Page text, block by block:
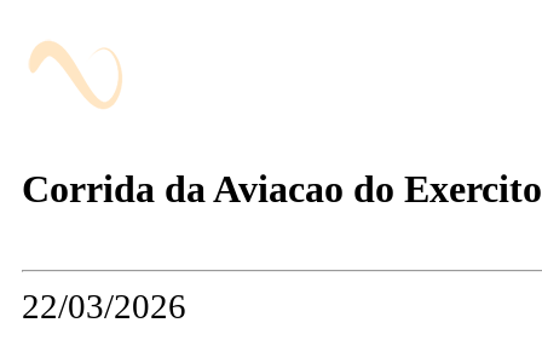
Corrida da Aviacao do Exercito
22/03/2026